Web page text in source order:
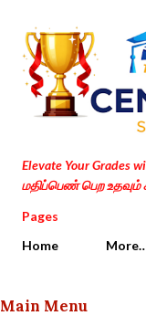
Elevate Your Grades
மதிப்பெண் பெற
Pages
Home
Main Menu